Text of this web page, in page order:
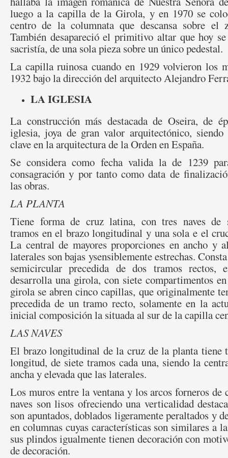
luego a la capilla de la Girola, y en 1970 se
centro de la columnata que descansa sobre
También desapareció el primitivo altar que hoy
sacristía, de una sola pieza sobre un único pedestal.
La capilla ruinosa cuando en 1929 volvieron los
1932 bajo la dirección del arquitecto Alejandro
LA IGLESIA
La construcción más destacada de Oseira, de
iglesia, joya de gran valor arquitectónico, siendo
clave en la arquitectura de la Orden en España.
Se considera como fecha valida la de 1239
consagración y por tanto como data de
las obras.
LA PLANTA
Tiene forma de cruz latina, con tres naves de
tramos en el brazo longitudinal y una sola e el
La central de mayores proporciones en ancho y
laterales son bajas ysensiblemente estrechas.
semicircular precedida de dos tramos
desarrolla una girola, con siete compartimentos
girola se abren cinco capillas, que originalmente
precedida de un tramo recto, solamente en la
inicial composición la situada al sur de la capilla
LAS NAVES
El brazo longitudinal de la cruz de la planta tiene
longitud, de siete tramos cada una, siendo la
ancha y elevada que las laterales.
Los muros entre la ventana y los arcos forneros de
naves son lisos ofreciendo una verticalidad
son apuntados, doblados ligeramente peraltados y
en columnas cuyas características son similares a
sus plindos igualmente tienen decoración con
de decoración.